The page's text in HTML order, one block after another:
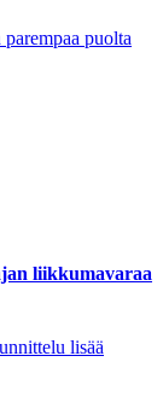
puolta
liikkumavaraa
lisää